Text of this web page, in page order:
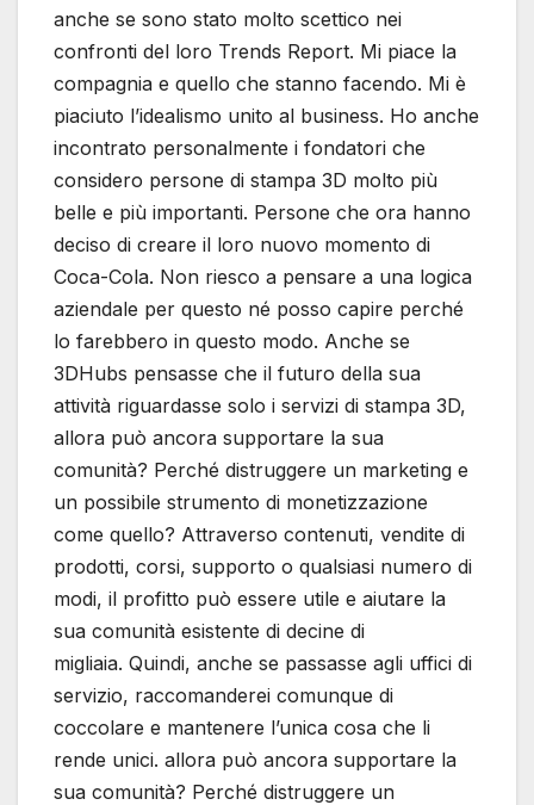
anche se sono stato molto scettico nei
confronti del loro Trends Report. Mi piace la
compagnia e quello che stanno facendo. Mi è
piaciuto l’idealismo unito al business. Ho anche
incontrato personalmente i fondatori che
considero persone di stampa 3D molto più
belle e più importanti. Persone che ora hanno
deciso di creare il loro nuovo momento di
Coca-Cola. Non riesco a pensare a una logica
aziendale per questo né posso capire perché
lo farebbero in questo modo. Anche se
3DHubs pensasse che il futuro della sua
attività riguardasse solo i servizi di stampa 3D,
allora può ancora supportare la sua
comunità? Perché distruggere un marketing e
un possibile strumento di monetizzazione
come quello? Attraverso contenuti, vendite di
prodotti, corsi, supporto o qualsiasi numero di
modi, il profitto può essere utile e aiutare la
sua comunità esistente di decine di
migliaia. Quindi, anche se passasse agli uffici di
servizio, raccomanderei comunque di
coccolare e mantenere l’unica cosa che li
rende unici. allora può ancora supportare la
sua comunità? Perché distruggere un